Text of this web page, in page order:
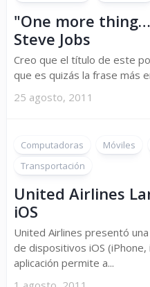
"One more
Steve Jobs
Creo que el título de este
que es quizás la frase más
25 agosto, 2011
Computadoras Móviles
Transportación
United Airlines
iOS
United Airlines presentó
de dispositivos iOS (iPhone,
aplicación permite a...